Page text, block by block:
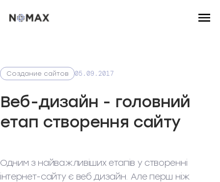
Создание сайтов 05.09.2017
Веб-дизайн - головний
етап створення сайту
Одним з найважливіших етапів у створенні
інтернет-сайту є веб дизайн. Але перш ніж